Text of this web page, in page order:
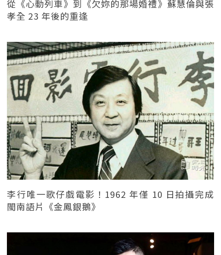
從《心動列車》到《欠妳的那場婚禮》蘇慧倫與張
孝全 23 年後的重逢
李行唯一歌仔戲電影！1962 年僅 10 日拍攝完成
閩南語片《金鳳銀鵝》